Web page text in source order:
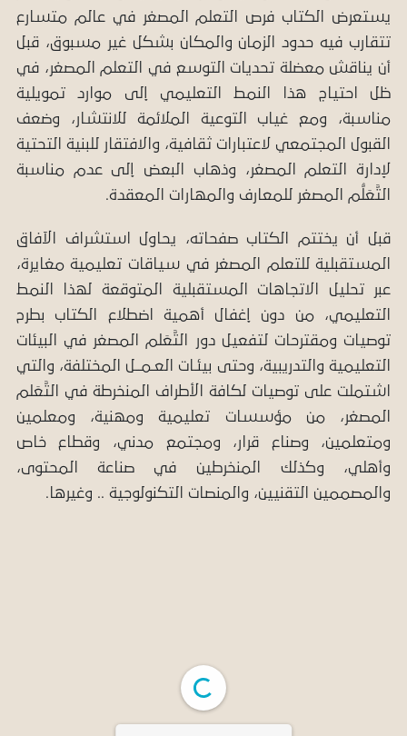
يستعرض الكتاب فرص التعلم المصغر في عالم متسارع
تتقارب فيه حدود الزمان والمكان بشكل غير مسبوق، قبل
أن يناقش معضلة تحديات التوسع في التعلم المصغر، في
ظل احتياج هذا النمط التعليمي إلى موارد تمويلية
مناسبة، ومع غياب التوعية الملائمة للانتشار، وضعف
القبول المجتمعي لاعتبارات ثقافية، والافتقار للبنية التحتية
لإدارة التعلم المصغر، وذهاب البعض إلى عدم مناسبة
التَّعَلُّم المصغر للمعارف والمهارات المعقدة.
قبل أن يختتم الكتاب صفحاته، يحاول استشراف الآفاق
المستقبلية للتعلم المصغر في سياقات تعليمية مغايرة،
عبر تحليل الاتجاهات المستقبلية المتوقعة لهذا النمط
التعليمي، من دون إغفال أهمية اضطلاع الكتاب بطرح
توصيات ومقترحات لتفعيل دور التَّعَلم المصغر في البيئات
التعليمية والتدريبية، وحتى بيئـات العـمــل المختلفة، والتي
اشتملت على توصيات لكافة الأطراف المنخرطة في التَّعَلم
المصغر، من مؤسسات تعليمية ومهنية، ومعلمين
ومتعلمين، وصناع قرار، ومجتمع مدني، وقطاع خاص
وأهلي، وكذلك المنخرطين في صناعة المحتوى،
والمصممين التقنيين، والمنصات التكنولوجية .. وغيرها.